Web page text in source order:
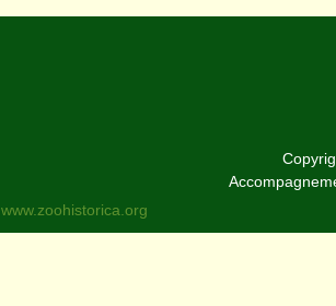
www.zoohistorica.org